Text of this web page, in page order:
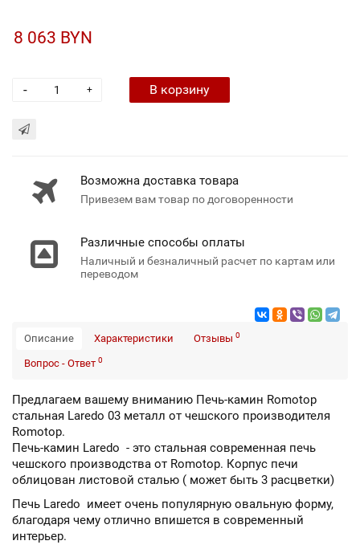
8 063 BYN
+
- В корзину
Возможна доставка товара
Привезем вам товар по договоренности
Различные способы оплаты
Наличный и безналичный расчет по картам или
переводом
Описание Характеристики Отзывы 0
Вопрос - Ответ 0
Предлагаем вашему вниманию Печь-камин Romotop
стальная Laredo 03 металл от чешского производителя
Romotop.
Печь-камин Laredo - это стальная современная печь
чешского производства от Romotop. Корпус печи
облицован листовой сталью ( может быть 3 расцветки)
Печь Laredo имеет очень популярную овальную форму,
благодаря чему отлично впишется в современный
интерьер.